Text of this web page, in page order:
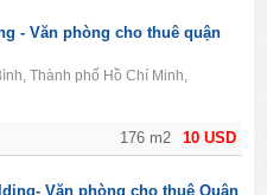
10 USD
176 m2
- Văn phòng cho thuê quận
Thành phố Hồ Chí Minh,
Văn phòng cho thuê Quận